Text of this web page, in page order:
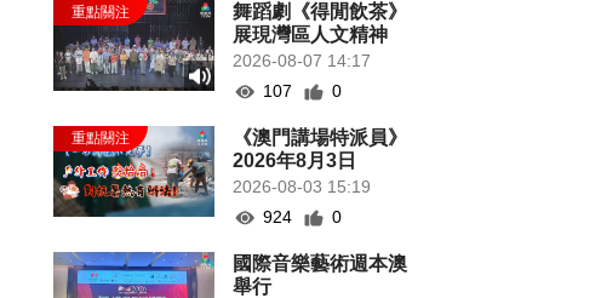
舞蹈劇《得閒飲茶》
展現灣區人文精神
2026-08-07 14:17
107
0
《澳門講場特派員》
2026年8月3日
2026-08-03 15:19
924
0
國際音樂藝術週本澳
舉行